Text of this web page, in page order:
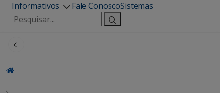
Informativos
Fale ConoscoSistemas
Pesquisar
por: